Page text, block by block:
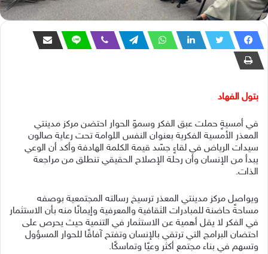
بتول الفهاد
في أمسيةٍ حملت عبق الفكر وسموّ الحوار احتضن مركز مدينتي
المعذر الأمسية الفكرية بعنوان النفس اللوامة تحت رعاية صالون
سيدات الرياض في لقاءٍ جسّد قيمة الكلمة الهادفة وأكد أن الوعي
يبدأ من الإنسان وأن رحلة الإصلاح الحقيقي تنطلق من مراجعة
الذات.
ويواصل مركز مدينتي المعذر ترسيخ رسالته المجتمعية بوصفه
مساحةً حاضنة للمبادرات الثقافية والمعرفية وإيمانًا منه بأن الاستثمار
في الفكر لا يقل أهمية عن الاستثمار في التنمية حيث يحرص على
احتضان البرامج التي ترتقي بالإنسان وتفتح آفاقًا للحوار المسؤول
وتسهم في بناء مجتمع أكثر وعيًا وتماسكًا.